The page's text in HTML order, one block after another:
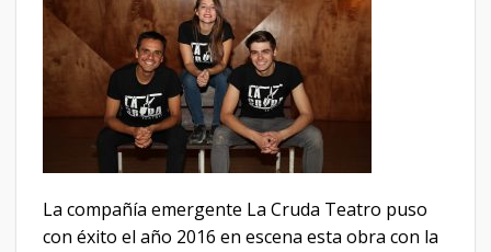
La compañía emergente La Cruda Teatro puso
con éxito el año 2016 en escena esta obra con la